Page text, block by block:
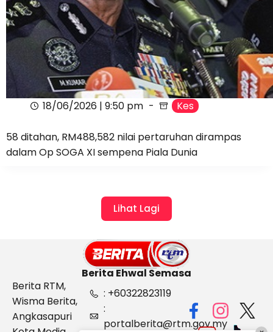
18/06/2026 | 9:50 pm Kes
58 ditahan, RM488,582 nilai pertaruhan dirampas
dalam Op SOGA XI sempena Piala Dunia
Lihat Lagi
Berita Ehwal Semasa
Berita RTM,
Wisma Berita,
Angkasapuri
: +60322823119
:
portalberita@rtm.gov.my